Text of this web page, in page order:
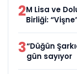
2M Lisa ve
Birliği:
3“Düğün
gün sayıyor